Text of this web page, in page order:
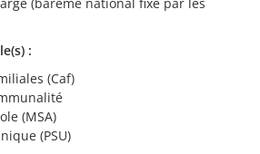
:
(Caf)
(MSA)
(PSU)